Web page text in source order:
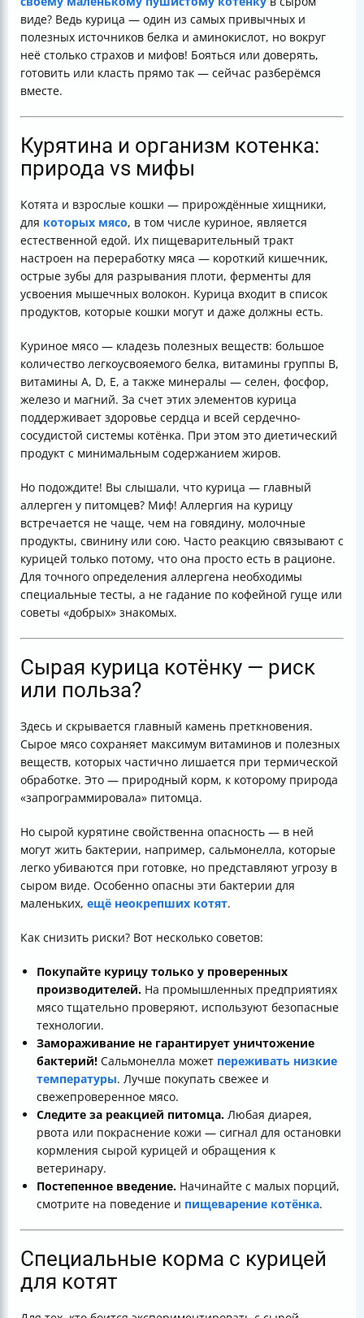
виде? Ведь курица — один из самых привычных и
полезных источников белка и аминокислот, но вокруг
неё столько страхов и мифов! Бояться или доверять,
готовить или класть прямо так — сейчас разберёмся
вместе.
Курятина и организм котенка:
природа vs мифы
Котята и взрослые кошки — прирождённые хищники,
для которых мясо, в том числе куриное, является
естественной едой. Их пищеварительный тракт
настроен на переработку мяса — короткий кишечник,
острые зубы для разрывания плоти, ферменты для
усвоения мышечных волокон. Курица входит в список
продуктов, которые кошки могут и даже должны есть.
Куриное мясо — кладезь полезных веществ: большое
количество легкоусвояемого белка, витамины группы B,
витамины A, D, E, а также минералы — селен, фосфор,
железо и магний. За счет этих элементов курица
поддерживает здоровье сердца и всей сердечно-
сосудистой системы котёнка. При этом это диетический
продукт с минимальным содержанием жиров.
Но подождите! Вы слышали, что курица — главный
аллерген у питомцев? Миф! Аллергия на курицу
встречается не чаще, чем на говядину, молочные
продукты, свинину или сою. Часто реакцию связывают с
курицей только потому, что она просто есть в рационе.
Для точного определения аллергена необходимы
специальные тесты, а не гадание по кофейной гуще или
советы «добрых» знакомых.
Сырая курица котёнку — риск
или польза?
Здесь и скрывается главный камень преткновения.
Сырое мясо сохраняет максимум витаминов и полезных
веществ, которых частично лишается при термической
обработке. Это — природный корм, к которому природа
«запрограммировала» питомца.
Но сырой курятине свойственна опасность — в ней
могут жить бактерии, например, сальмонелла, которые
легко убиваются при готовке, но представляют угрозу в
сыром виде. Особенно опасны эти бактерии для
маленьких, ещё неокрепших котят.
Как снизить риски? Вот несколько советов:
Покупайте курицу только у проверенных
производителей. На промышленных предприятиях
мясо тщательно проверяют, используют безопасные
технологии.
Замораживание не гарантирует уничтожение
бактерий! Сальмонелла может переживать низкие
температуры. Лучше покупать свежее и
свежепроверенное мясо.
Следите за реакцией питомца. Любая диарея,
рвота или покраснение кожи — сигнал для остановки
кормления сырой курицей и обращения к
ветеринару.
Постепенное введение. Начинайте с малых порций,
смотрите на поведение и пищеварение котёнка.
Специальные корма с курицей
для котят